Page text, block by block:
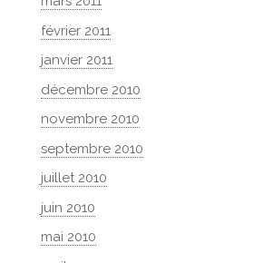
février 2011
janvier 2011
décembre 2010
novembre 2010
septembre 2010
juillet 2010
juin 2010
mai 2010